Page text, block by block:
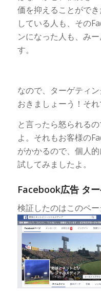
価を抑えることがで
している人も、その
ンになった人も、み
す。
なので、ターゲティ
おきましょーう！それ
と言ったら怒られる
よ。それもお客様の
がかかるので、個人
試してみましたよ。
Facebook広告 タ
検証したのはこのペー